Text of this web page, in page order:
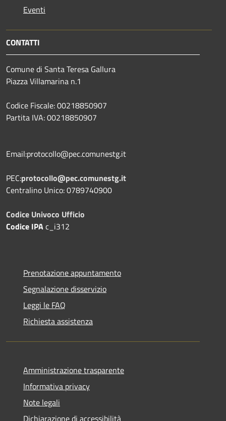
Eventi
CONTATTI
Comune di Santa Teresa Gallura
Piazza Villamarina n.1
Codice Fiscale: 00218850907
Partita IVA: 00218850907
Email:protocollo@pec.comunestg.it
PEC:protocollo@pec.comunestg.it
Centralino Unico: 0789740900
Codice Univoco Ufficio
Codice IPAc_i312
Prenotazione appuntamento
Segnalazione disservizio
Leggi le FAQ
Richiesta assistenza
Amministrazione trasparente
Informativa privacy
Note legali
Dichiarazione di accessibilità